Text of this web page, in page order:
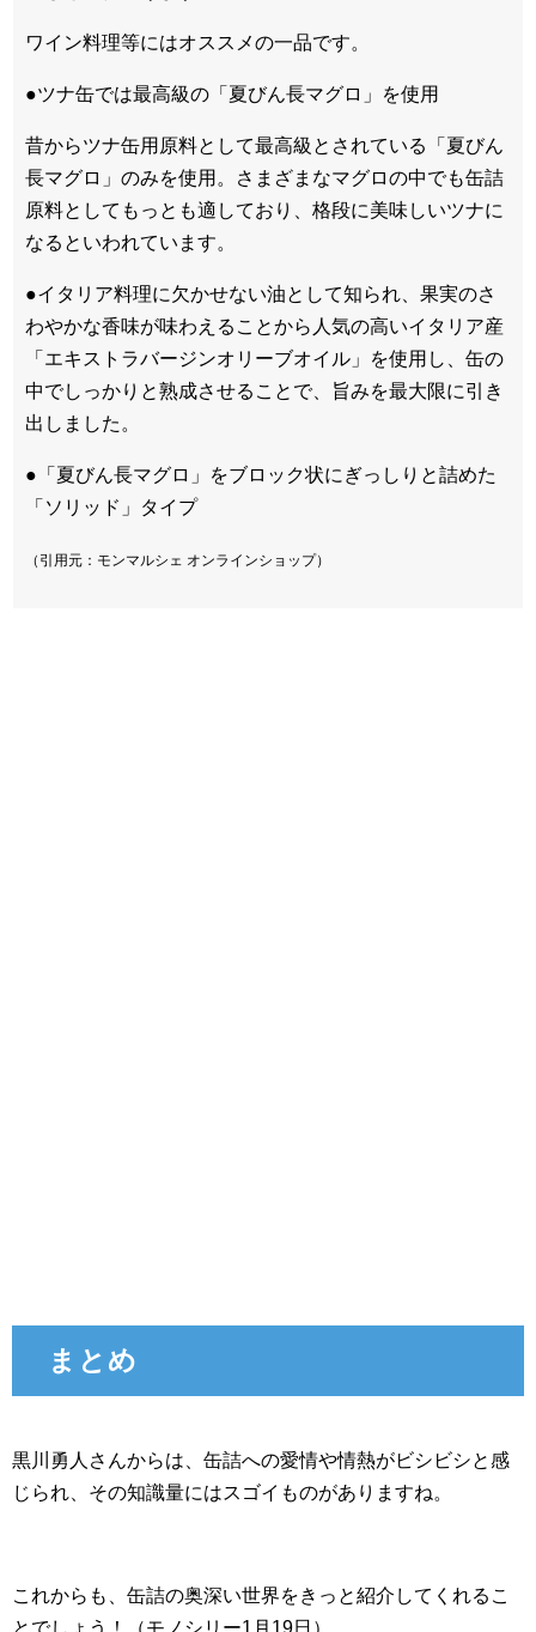
ワイン料理等にはオススメの一品です。
●ツナ缶では最高級の「夏びん長マグロ」を使用
昔からツナ缶用原料として最高級とされている「夏びん
長マグロ」のみを使用。さまざまなマグロの中でも缶詰
原料としてもっとも適しており、格段に美味しいツナに
なるといわれています。
●イタリア料理に欠かせない油として知られ、果実のさ
わやかな香味が味わえることから人気の高いイタリア産
「エキストラバージンオリーブオイル」を使用し、缶の
中でしっかりと熟成させることで、旨みを最大限に引き
出しました。
●「夏びん長マグロ」をブロック状にぎっしりと詰めた
「ソリッド」タイプ
（引用元：モンマルシェ オンラインショップ）
まとめ
黒川勇人さんからは、缶詰への愛情や情熱がビシビシと感
じられ、その知識量にはスゴイものがありますね。
これからも、缶詰の奥深い世界をきっと紹介してくれるこ